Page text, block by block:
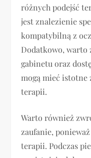
różnych podejść
jest znalezienie
kompatybilną z
Dodatkowo, warto
gabinetu oraz
mogą mieć istotne
terapii.
Warto również
zaufanie,
terapii. Podczas